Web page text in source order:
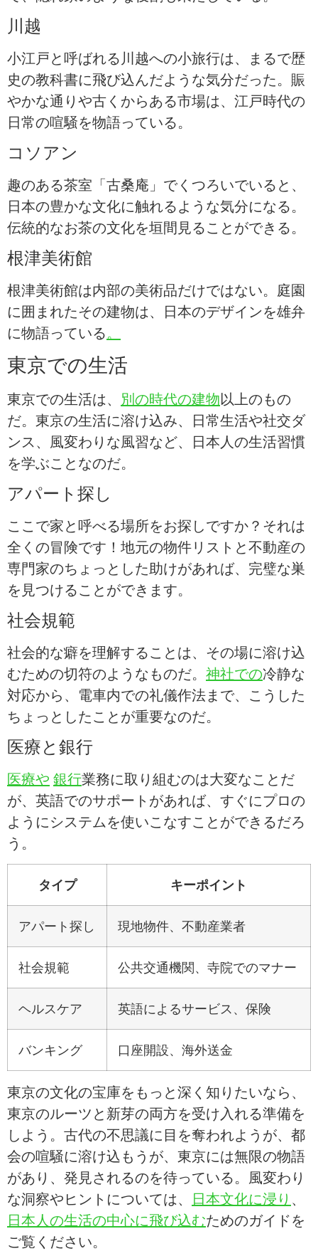
川越
小江戸と呼ばれる川越への小旅行は、まるで歴
史の教科書に飛び込んだような気分だった。賑
やかな通りや古くからある市場は、江戸時代の
日常の喧騒を物語っている。
コソアン
趣のある茶室「古桑庵」でくつろいでいると、
日本の豊かな文化に触れるような気分になる。
伝統的なお茶の文化を垣間見ることができる。
根津美術館
根津美術館は内部の美術品だけではない。庭園
に囲まれたその建物は、日本のデザインを雄弁
に物語っている。
東京での生活
東京での生活は、 別の時代の建物以上のもの
だ。東京の生活に溶け込み、日常生活や社交ダ
ンス、風変わりな風習など、日本人の生活習慣
を学ぶことなのだ。
アパート探し
ここで家と呼べる場所をお探しですか？それは
全くの冒険です！地元の物件リストと不動産の
専門家のちょっとした助けがあれば、完璧な巣
を見つけることができます。
社会規範
社会的な癖を理解することは、その場に溶け込
むための切符のようなものだ。 神社での冷静な
対応から、電車内での礼儀作法まで、こうした
ちょっとしたことが重要なのだ。
医療と銀行
医療や 銀行業務に取り組むのは大変なことだ
が、英語でのサポートがあれば、すぐにプロの
ようにシステムを使いこなすことができるだろ
う。
タイプ キーポイント
アパート探し 現地物件、不動産業者
社会規範 公共交通機関、寺院でのマナー
ヘルスケア 英語によるサービス、保険
バンキング 口座開設、海外送金
東京の文化の宝庫をもっと深く知りたいなら、
東京のルーツと新芽の両方を受け入れる準備を
しよう。古代の不思議に目を奪われようが、都
会の喧騒に溶け込もうが、東京には無限の物語
があり、発見されるのを待っている。風変わり
な洞察やヒントについては、
日本文化に浸り 、
日本人の生活の中心に飛び込むためのガイドを
ご覧ください。